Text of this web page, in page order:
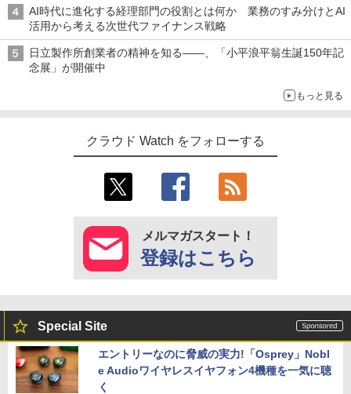
AI時代に進化する経理部門の役割とは何か 業務のすみ分けとAI
活用から考える次世代ファイナンス戦略
日立製作所創業者の精神を知る――、「小平浪平翁生誕150年記
念展」が開催中
もっと見る
クラウド Watch をフォローする
メルマガスタート！
登録はこちら
Special Site
エントリーなのに脅威の実力!「Osprey」Nobl
e Audioワイヤレスイヤフォン4機種を一気に聴
く